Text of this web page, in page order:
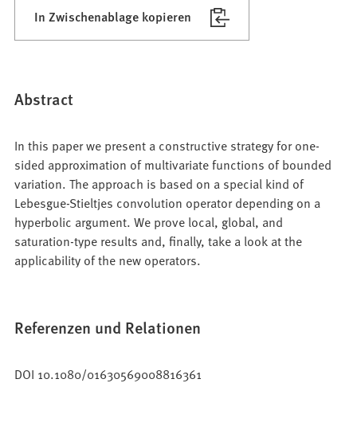
In Zwischenablage kopieren
Abstract
In this paper we present a constructive strategy for one-
sided approximation of multivariate functions of bounded
variation. The approach is based on a special kind of
Lebesgue-Stieltjes convolution operator depending on a
hyperbolic argument. We prove local, global, and
saturation-type results and, finally, take a look at the
applicability of the new operators.
Referenzen und Relationen
DOI 10.1080/01630569008816361